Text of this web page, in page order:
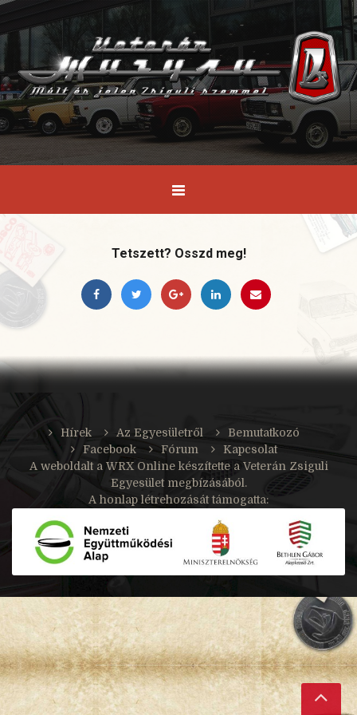
Tetszett? Osszd meg!
Hírek Az Egyesületről
Bemutatkozó
Facebook
Fórum
Kapcsolat
A weboldalt a WRX Onlinekészítette a Veterán Zsiguli
Egyesület megbízásából.
A honlap létrehozását támogatta: